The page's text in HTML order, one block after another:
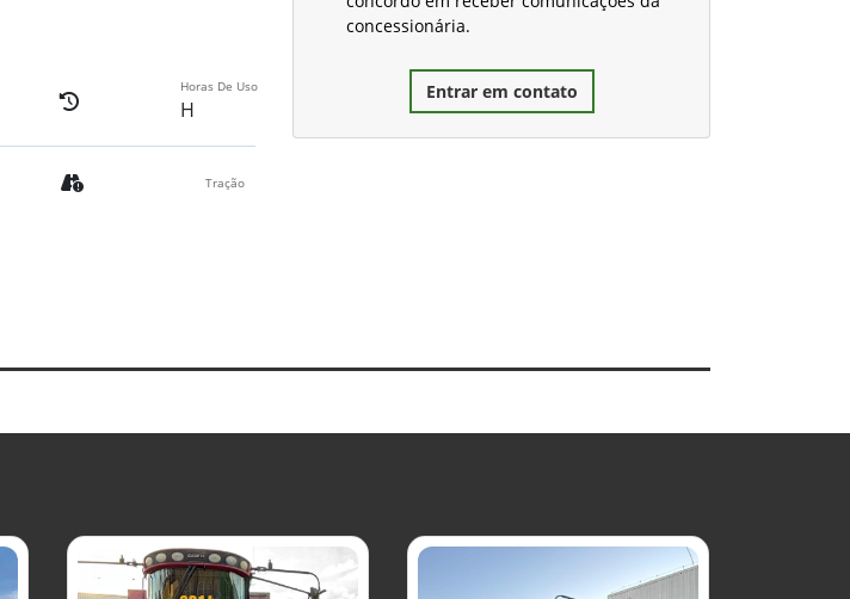
concessionária.
Entrar em contato
Horas De Uso
H
Tração